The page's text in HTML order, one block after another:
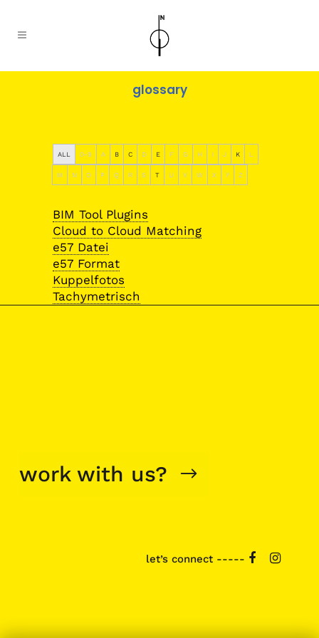
glossary
ALL 0-9 A B C D E F G H I J K L
M N O P Q R S T U V W X Y Z
BIM Tool Plugins
Cloud to Cloud Matching
e57 Datei
e57 Format
Kuppelfotos
Tachymetrisch
work with us?
let’s connect -----